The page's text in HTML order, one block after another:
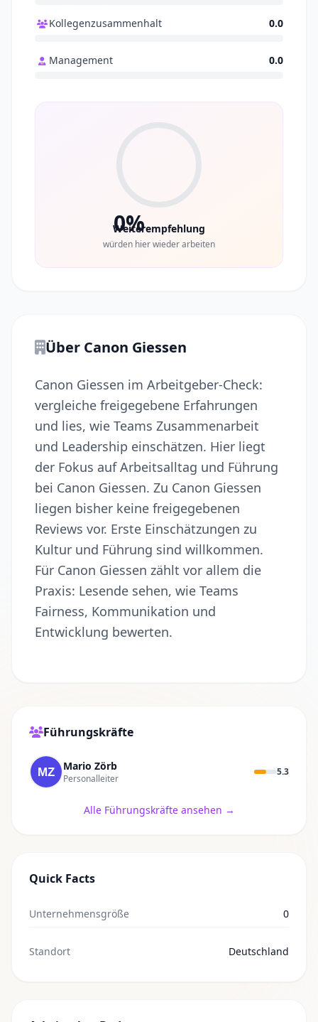
Kollegenzusammenhalt 0.0
Management 0.0
0%
Weiterempfehlung
würden hier wieder arbeiten
Über Canon Giessen
Canon Giessen im Arbeitgeber-Check:
vergleiche freigegebene Erfahrungen
und lies, wie Teams Zusammenarbeit
und Leadership einschätzen. Hier liegt
der Fokus auf Arbeitsalltag und Führung
bei Canon Giessen. Zu Canon Giessen
liegen bisher keine freigegebenen
Reviews vor. Erste Einschätzungen zu
Kultur und Führung sind willkommen.
Für Canon Giessen zählt vor allem die
Praxis: Lesende sehen, wie Teams
Fairness, Kommunikation und
Entwicklung bewerten.
Führungskräfte
Mario Zörb
Personalleiter
5.3
Alle Führungskräfte ansehen →
Quick Facts
Unternehmensgröße 0
Standort Deutschland